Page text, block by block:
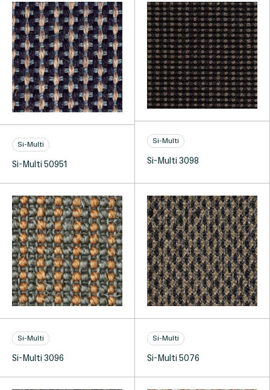
Si-Multi
Si-Multi 50951
Si-Multi
Si-Multi 3098
Si-Multi
Si-Multi 3096
Si-Multi
Si-Multi 5076